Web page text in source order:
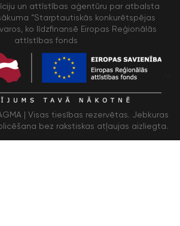
un attīstības aģentūru par atbalsta
“Starptautiskās konkurētspējas
ko līdzfinansē Eiropas Reģionālās
attīstības fonds
| Visas tiesības rezervētas. Jebkuras
bez rakstiskas atļaujas aizliegta.